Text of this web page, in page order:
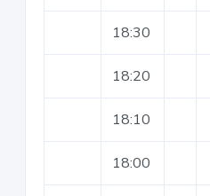
18:30
18:20
18:10
18:00